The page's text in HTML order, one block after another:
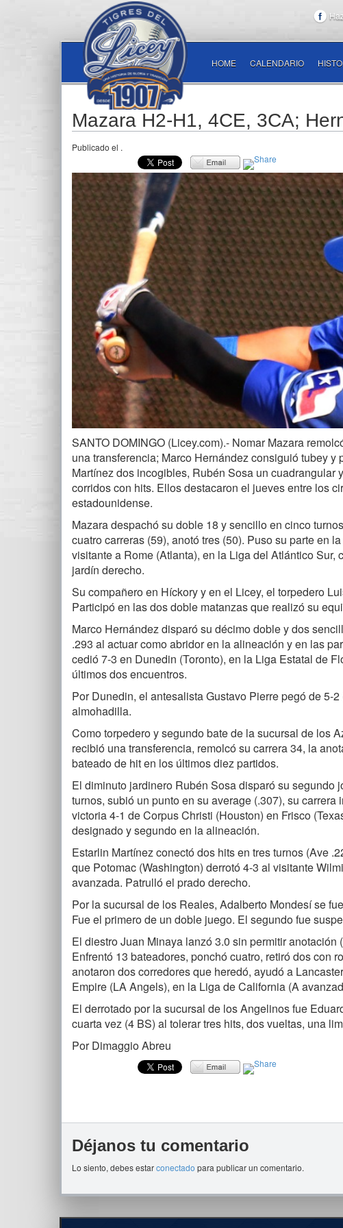
HOME CALENDARIO
Mazara H2-H1, 4CE, 3CA;
Publicado el .
SANTO DOMINGO (Licey.com).- Nomar Mazara
una transferencia; Marco Hernández consiguió tubey
Martínez dos incogibles, Rubén Sosa un cuadrangular
corridos con hits. Ellos destacaron el jueves entre los
estadounidense.
Mazara despachó su doble 18 y sencillo en cinco
cuatro carreras (59), anotó tres (50). Puso su parte en
visitante a Rome (Atlanta), en la Liga del Atlántico
jardín derecho.
Su compañero en Híckory y en el Licey, el torpedero
Participó en las dos doble matanzas que realizó su
Marco Hernández disparó su décimo doble y dos
.293 al actuar como abridor en la alineación y en las
cedió 7-3 en Dunedin (Toronto), en la Liga Estatal de
últimos dos encuentros.
Por Dunedin, el antesalista Gustavo Pierre pegó de 5-
almohadilla.
Como torpedero y segundo bate de la sucursal de los
recibió una transferencia, remolcó su carrera 34, la
bateado de hit en los últimos diez partidos.
El diminuto jardinero Rubén Sosa disparó su segundo
turnos, subió un punto en su average (.307), su
victoria 4-1 de Corpus Christi (Houston) en Frisco
designado y segundo en la alineación.
Estarlin Martínez conectó dos hits en tres turnos (Ave
que Potomac (Washington) derrotó 4-3 al visitante
avanzada. Patrulló el prado derecho.
Por la sucursal de los Reales, Adalberto Mondesí se
Fue el primero de un doble juego. El segundo fue
El diestro Juan Minaya lanzó 3.0 sin permitir
Enfrentó 13 bateadores, ponchó cuatro, retiró dos con
anotaron dos corredores que heredó, ayudó a
Empire (LA Angels), en la Liga de California (A
El derrotado por la sucursal de los Angelinos fue
cuarta vez (4 BS) al tolerar tres hits, dos vueltas, una
Por Dimaggio Abreu
Déjanos tu comentario
Lo siento, debes estarconectado para publicar un comentario.